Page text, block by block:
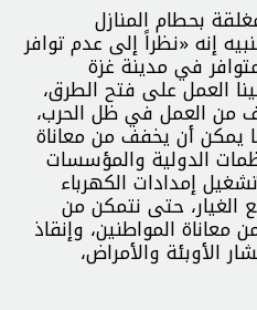
بحطام المنازل
إنه «نظراً إلى عدم توافر
في مدينة غزة
العمل على فتح الطرق،
من العمل في ظل الحرب،
يمكن أن يخفف من معاناة
الدولية والمؤسسات
إمدادات الكهرباء
الغيار، حتى نتمكن من
المواطنين، وإنقاذ
الأوبئة والأمراض،